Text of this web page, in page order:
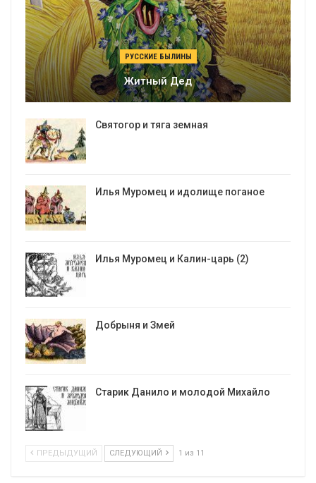
РУССКИЕ БЫЛИНЫ
Житный Дед
Святогор и тяга земная
Илья Муромец и идолище поганое
Илья Муромец и Калин-царь (2)
Добрыня и Змей
Старик Данило и молодой Михайло
ПРЕДЫДУЩИЙ СЛЕДУЮЩИЙ 1 из 11